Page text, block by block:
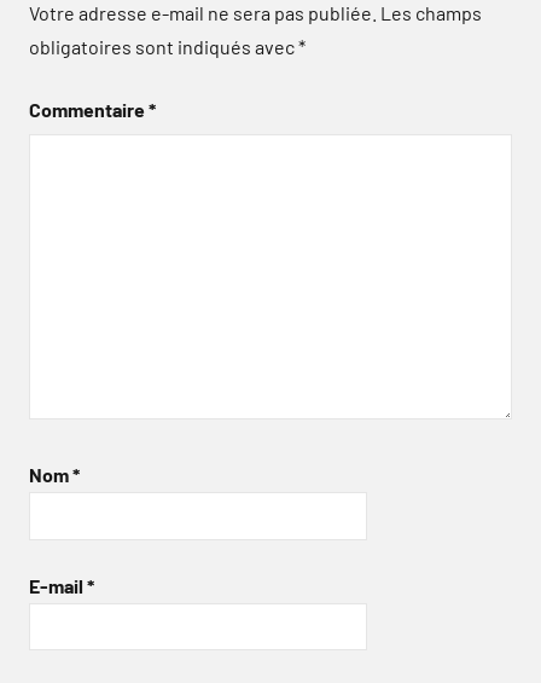
Votre adresse e-mail ne sera pas publiée. Les champs
obligatoires sont indiqués avec*
Commentaire*
Nom*
E-mail *